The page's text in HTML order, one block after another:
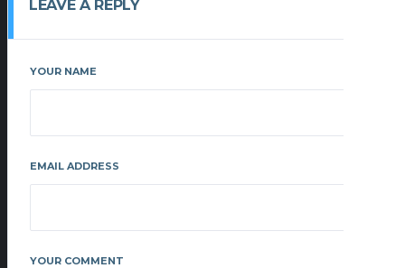
LEAVE A REPLY
YOUR NAME
EMAIL ADDRESS
YOUR COMMENT